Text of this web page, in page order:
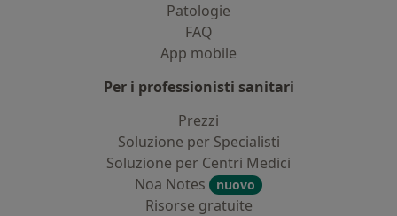
Patologie
FAQ
App mobile
Per i professionisti sanitari
Prezzi
Soluzione per Specialisti
Soluzione per Centri Medici
Noa Notes
nuovo
Risorse gratuite